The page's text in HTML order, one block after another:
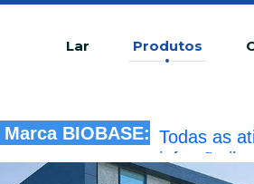
Lar Produtos
Marca BIOBASE:
infração